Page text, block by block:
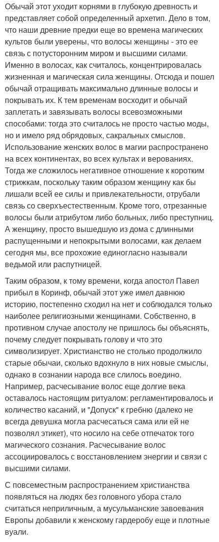
Обычай этот уходит корнями в глубокую древность и
представляет собой определенный архетип. Дело в том,
что наши древние предки еще во времена магических
культов были уверены, что волосы женщины - это ее
связь с потусторонним миром и высшими силами.
Именно в волосах, как считалось, концентрировалась
жизненная и магическая сила женщины. Отсюда и пошел
обычай отращивать максимально длинные волосы и
покрывать их. К тем временам восходит и обычай
заплетать и завязывать волосы всевозможными
способами: тогда это считалось не просто частью моды,
но и имело ряд обрядовых, сакральных смыслов.
Использование женских волос в магии распространено
на всех континентах, во всех культах и верованиях.
Тогда же сложилось негативное отношение к коротким
стрижкам, поскольку таким образом женщину как бы
лишали всей ее силы и привлекательности, отрубали
связь со сверхъестественным. Кроме того, отрезанные
волосы были атрибутом либо больных, либо преступниц.
А женщину, просто вышедшую из дома с длинными
распущенными и непокрытыми волосами, как делаем
сегодня мы, все прохожие единогласно называли
ведьмой или распутницей.
Таким образом, к тому времени, когда апостол Павел
прибыл в Коринф, обычай этот уже имел давнюю
историю, постепенно сходил на нет и соблюдался только
наиболее религиозными женщинами. Собственно, в
противном случае апостолу не пришлось бы объяснять,
почему следует покрывать голову и что это
символизирует. Христианство не столько продолжило
старые обычаи, сколько вдохнуло в них новые смыслы,
однако в сознании народа все слилось воедино.
Например, расчесывание волос еще долгие века
оставалось настоящим ритуалом: регламентировалось и
количество касаний, и "Допуск" к гребню (далеко не
всегда девушка могла расчесаться сама или ей не
позволял этикет), что носило на себе отпечаток того
магического сознания. Расчесывание волос
ассоциировалось с восстановлением энергии и связи с
высшими силами.
С повсеместным распространением христианства
появляться на людях без головного убора стало
считаться неприличным, а мусульманские завоевания
Европы добавили к женскому гардеробу еще и плотные
вуали.